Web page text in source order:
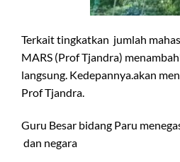
Terkait tingkatkan jumlah
MARS (Prof Tjandra)
langsung. Kedepannya.akan
Prof Tjandra.
Guru Besar bidang Paru
dan negara